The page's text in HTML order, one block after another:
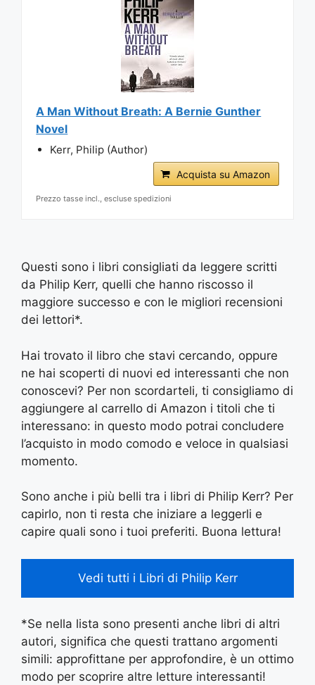
A Man Without Breath: A Bernie Gunther
Novel
Kerr, Philip (Author)
Acquista su Amazon
Prezzo tasse incl., escluse spedizioni
Questi sono i libri consigliati da leggere scritti
da Philip Kerr, quelli che hanno riscosso il
maggiore successo e con le migliori recensioni
dei lettori*.
Hai trovato il libro che stavi cercando, oppure
ne hai scoperti di nuovi ed interessanti che non
conoscevi? Per non scordarteli, ti consigliamo di
aggiungere al carrello di Amazon i titoli che ti
interessano: in questo modo potrai concludere
l’acquisto in modo comodo e veloce in qualsiasi
momento.
Sono anche i più belli tra i libri di Philip Kerr? Per
capirlo, non ti resta che iniziare a leggerli e
capire quali sono i tuoi preferiti. Buona lettura!
Vedi tutti i Libri di Philip Kerr
*Se nella lista sono presenti anche libri di altri
autori, significa che questi trattano argomenti
simili: approfittane per approfondire, è un ottimo
modo per scoprire altre letture interessanti!